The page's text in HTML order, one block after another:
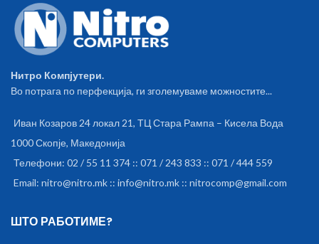
Нитро Компјутери.
Во потрага по перфекција, ги зголемуваме можностите...
Иван Козаров 24 локал 21, ТЦ Стара Рампа – Кисела Вода
1000 Скопје, Македонија
Телефони: 02 / 55 11 374 :: 071 / 243 833 :: 071 / 444 559
Email: nitro@nitro.mk :: info@nitro.mk :: nitrocomp@gmail.com
ШТО РАБОТИМЕ?